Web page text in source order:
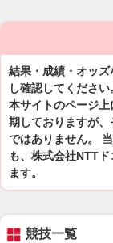
結果・成績・オッ
し確認してください
本サイトのページ
期しておりますが
ではありません。
も、株式会社NTT
ます。
競技一覧